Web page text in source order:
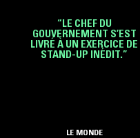
“LE CHEF DU
GOUVERNEMENT S’EST
LIVRÉ À UN EXERCICE DE
STAND-UP INÉDIT.”
LE MONDE